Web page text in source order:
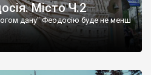
Місто Ч.2
дану" Феодосію буде не менш